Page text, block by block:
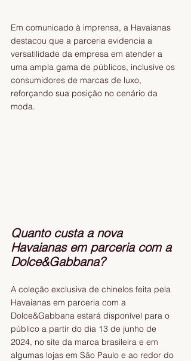
Em comunicado à imprensa, a Havaianas
destacou que a parceria evidencia a
versatilidade da empresa em atender a
uma ampla gama de públicos, inclusive os
consumidores de marcas de luxo,
reforçando sua posição no cenário da
moda.
Quanto custa a nova
Havaianas em parceria com a
Dolce&Gabbana?
A coleção exclusiva de chinelos feita pela
Havaianas em parceria com a
Dolce&Gabbana estará disponível para o
público a partir do dia 13 de junho de
2024, no site da marca brasileira e em
algumas lojas em São Paulo e ao redor do